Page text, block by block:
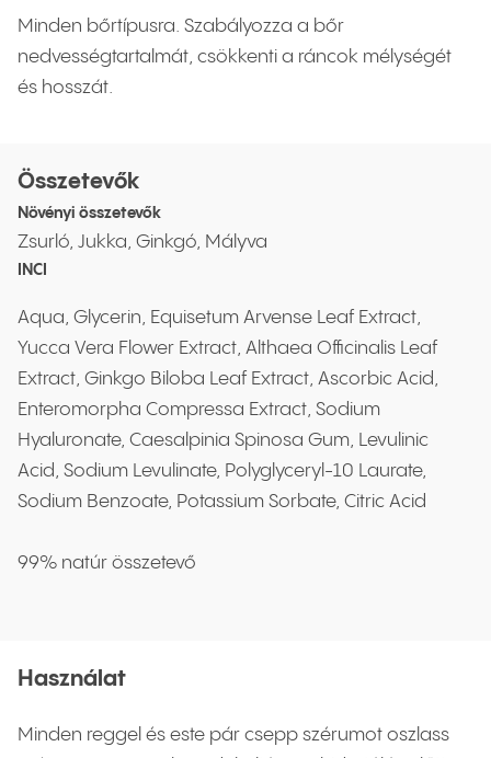
Minden bőrtípusra. Szabályozza a bőr
nedvességtartalmát, csökkenti a ráncok mélységét
és hosszát.
Összetevők
Növényi összetevők
Zsurló, Jukka, Ginkgó, Mályva
INCI
Aqua, Glycerin, Equisetum Arvense Leaf Extract,
Yucca Vera Flower Extract, Althaea Officinalis Leaf
Extract, Ginkgo Biloba Leaf Extract, Ascorbic Acid,
Enteromorpha Compressa Extract, Sodium
Hyaluronate, Caesalpinia Spinosa Gum, Levulinic
Acid, Sodium Levulinate, Polyglyceryl-10 Laurate,
Sodium Benzoate, Potassium Sorbate, Citric Acid
99% natúr összetevő
Használat
Minden reggel és este pár csepp szérumot oszlass